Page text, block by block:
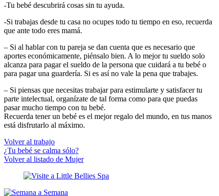
-Tu bebé descubrirá cosas sin tu ayuda.
-Si trabajas desde tu casa no ocupes todo tu tiempo en eso, recuerda
que ante todo eres mamá.
– Si al hablar con tu pareja se dan cuenta que es necesario que
aportes económicamente, piénsalo bien. A lo mejor tu sueldo solo
alcanza para pagar el sueldo de la persona que cuidará a tu bebé o
para pagar una guardería. Si es así no vale la pena que trabajes.
– Si piensas que necesitas trabajar para estimularte y satisfacer tu
parte intelectual, organízate de tal forma como para que puedas
pasar mucho tiempo con tu bebé.
Recuerda tener un bebé es el mejor regalo del mundo, en tus manos
está disfrutarlo al máximo.
Volver al trabajo
¿Tu bebé se calma sólo?
Volver al listado de Mujer